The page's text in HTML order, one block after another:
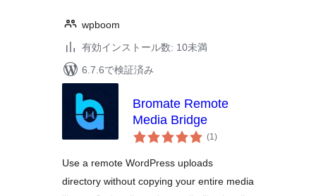
wpboom
有効インストール数: 10未満
6.7.6で検証済み
Bromate Remote
Media Bridge
(1個
の)
Use a remote WordPress uploads
directory without copying your entire media